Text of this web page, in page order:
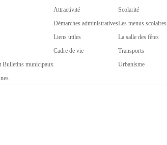
Bulletins municipaux
Attractivité
Démarches administratives
Liens utiles
Cadre de vie
Scolarité
Les menus scolaires
La salle des fêtes
Transports
Urbanisme